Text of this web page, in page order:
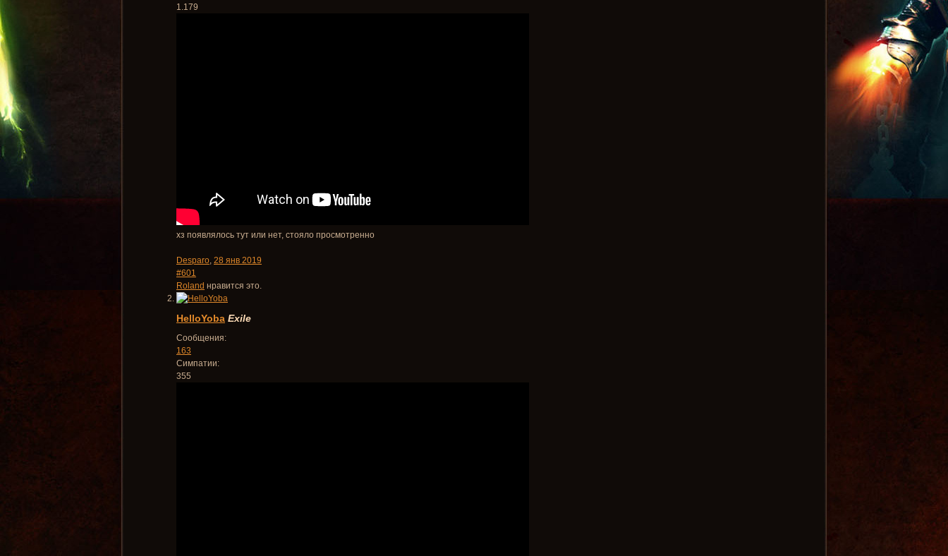
1.179
хз появлялось тут или нет, стояло просмотренно
Desparo, 28 янв 2019
#601
Roland нравится это.
HelloYoba Exile
Сообщения:
163
Симпатии:
355